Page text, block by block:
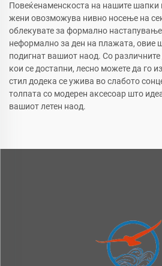
Повеќенаменскоста на нашите шапки
жени овозможува нивно носење на
облекувате за формално
неформално за ден на плажата, овие
подигнат вашиот наод. Со различните
кои се достапни, лесно можете да го
стил додека се ужива во слабото
толпата со модерен аксесоар што
вашиот летен наод.